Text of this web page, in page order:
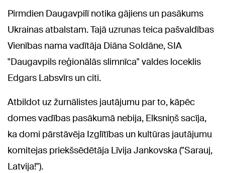
Pirmdien Daugavpilī notika gājiens un pasākums
Ukrainas atbalstam. Tajā uzrunas teica pašvaldības
Vienības nama vadītāja Diāna Soldāne, SIA
"Daugavpils reģionālās slimnīca" valdes loceklis
Edgars Labsvīrs un citi.
Atbildot uz žurnālistes jautājumu par to, kāpēc
domes vadības pasākumā nebija, Elksniņš sacīja,
ka domi pārstāvēja Izglītības un kultūras jautājumu
komitejas priekšsēdētāja Līvija Jankovska ("Sarauj,
Latvija!").